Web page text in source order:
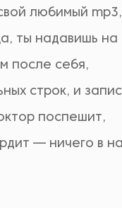
любимый mp3,
ты надавишь на
после себя,
строк, и
поспешит,
— ничего в